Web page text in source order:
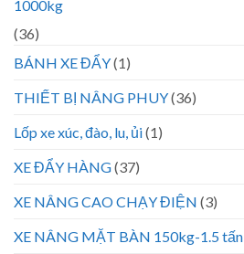
1000kg
(36)
BÁNH XE ĐẨY(1)
THIẾT BỊ NÂNG PHUY(36)
Lốp xe xúc, đào, lu, ủi(1)
XE ĐẨY HÀNG(37)
XE NÂNG CAO CHẠY ĐIỆN (3)
XE NÂNG MẶT BÀN 150kg-1.5 tấn